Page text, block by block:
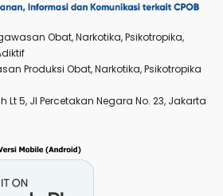
Obat, Narkotika, Psikotropika,
Produksi Obat, Narkotika, Psikotropika
Lt 5, Jl Percetakan Negara No. 23, Jakarta